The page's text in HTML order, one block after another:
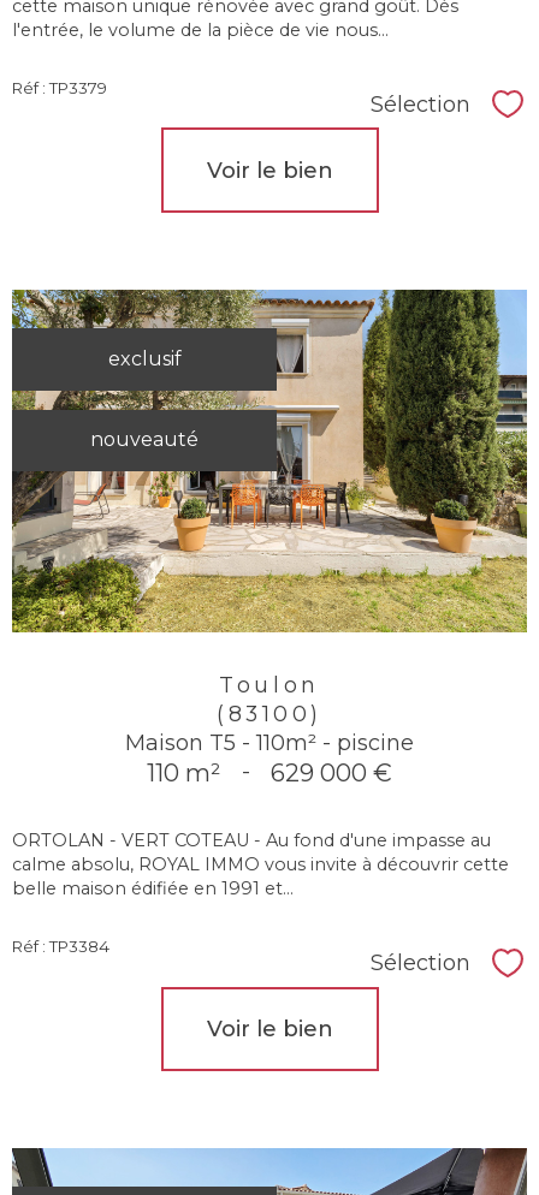
cette maison unique rénovée avec grand goût. Dès
l'entrée, le volume de la pièce de vie nous...
Réf : TP3379
Sélection
Voir le bien
exclusif
nouveauté
Toulon
(83100)
Maison T5 - 110m² - piscine
110 m² - 629 000 €
ORTOLAN - VERT COTEAU - Au fond d'une impasse au
calme absolu, ROYAL IMMO vous invite à découvrir cette
belle maison édifiée en 1991 et...
Réf : TP3384
Sélection
Voir le bien